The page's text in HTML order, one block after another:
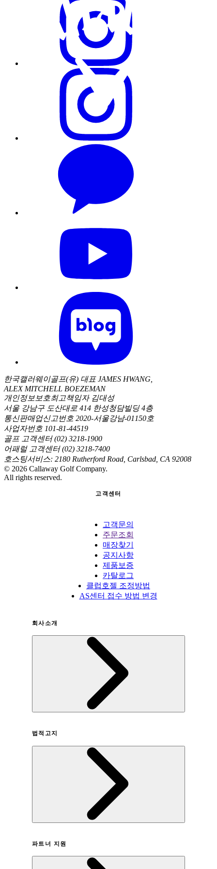
한국캘러웨이골프(유) 대표 JAMES HWANG,
ALEX MITCHELL BOEZEMAN
개인정보보호최고책임자 김대성
서울 강남구 도산대로 414 한성청담빌딩 4층
통신판매업신고번호 2020-서울강남-01150호
사업자번호 101-81-44519
골프 고객센터 (02) 3218-1900
어패럴 고객센터 (02) 3218-7400
호스팅서비스: 2180 Rutherford Road, Carlsbad, CA 92008
© 2026 Callaway Golf Company.
All rights reserved.
고객센터
고객문의
주문조회
매장찾기
공지사항
제품보증
카탈로그
클럽호젤 조정방법
AS센터 접수 방법 변경
회사소개
법적고지
개인정보취급방침
파트너 지원